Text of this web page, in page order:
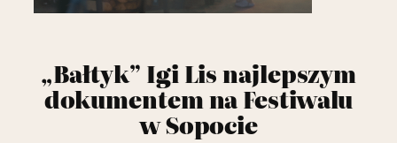
„Bałtyk” Igi Lis najlepszym
dokumentem na Festiwalu
w Sopocie